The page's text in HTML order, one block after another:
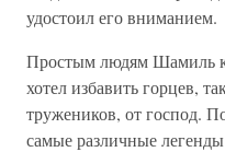
удостоил его вниманием.
Простым людям Шамиль
хотел избавить горцев,
тружеников, от господ.
самые различные